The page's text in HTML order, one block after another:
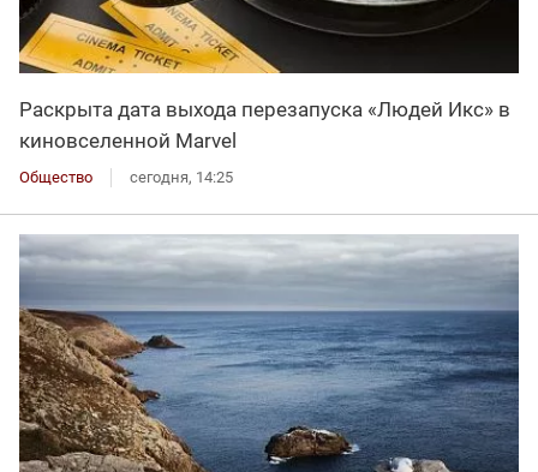
Раскрыта дата выхода перезапуска «Людей Икс» в
киновселенной Marvel
Общество сегодня, 14:25